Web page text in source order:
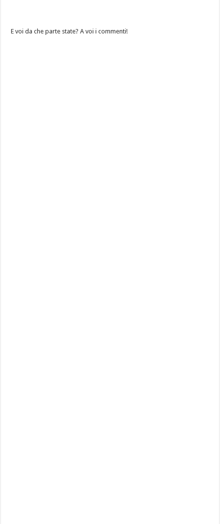
E voi da che parte state? A voi i commenti!